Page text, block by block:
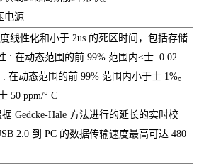
电源
线性化和小于 2us 的死区时间，包括存储
: 在动态范围的前 99% 范围内≤士 0.02
在动态范围的前 99% 范围内小于士 1%。
50 ppm/° C
Gedcke-Hale 方法进行的延长的实时校
2.0 到 PC 的数据传输速度最高可达 480